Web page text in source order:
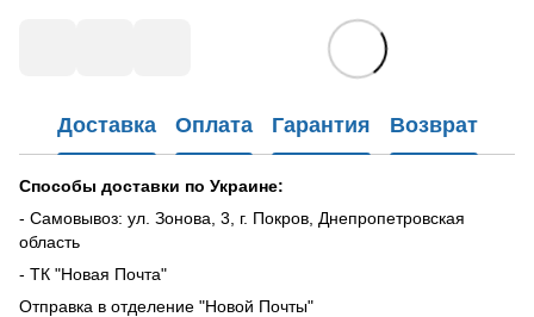
Доставка Оплата Гарантия Возврат
Способы доставки по Украине:
- Самовывоз: ул. Зонова, 3, г. Покров, Днепропетровская
область
- ТК "Новая Почта"
Отправка в отделение "Новой Почты"